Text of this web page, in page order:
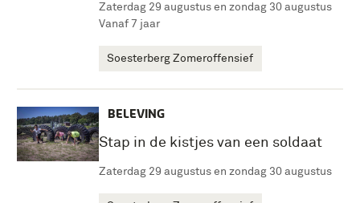
Zaterdag 29 augustus en zondag 30 augustus
Vanaf 7 jaar
Soesterberg Zomeroffensief
BELEVING
Stap in de kistjes van een soldaat
Zaterdag 29 augustus en zondag 30 augustus